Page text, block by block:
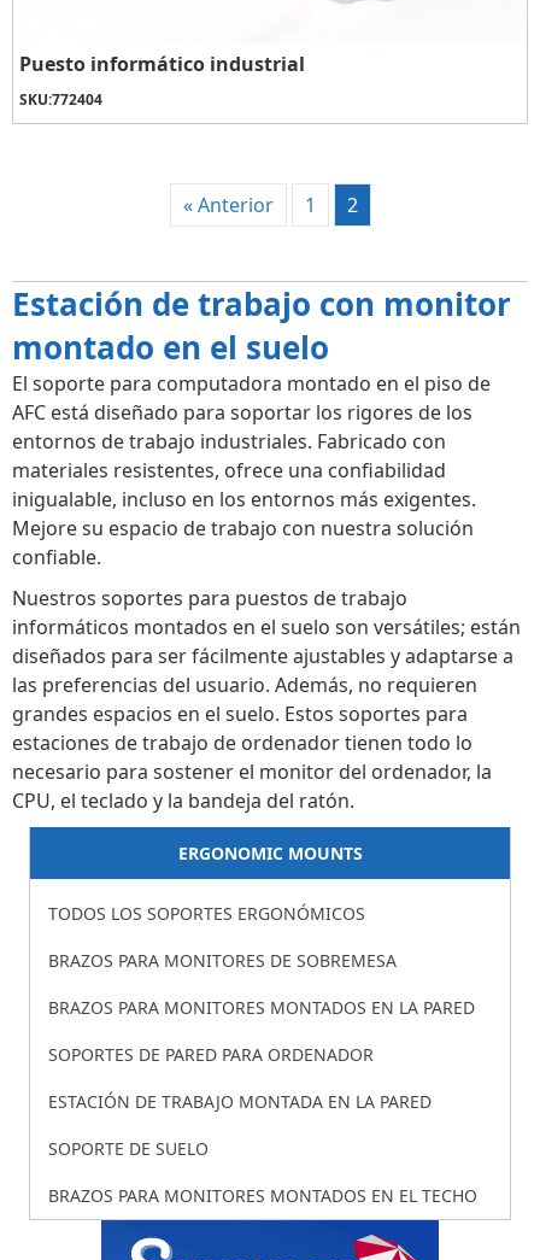
ERGONOMIC MOUNTS
TODOS LOS SOPORTES ERGONÓMICOS
BRAZOS PARA MONITORES DE SOBREMESA
BRAZOS PARA MONITORES MONTADOS EN LA PARED
SOPORTES DE PARED PARA ORDENADOR
ESTACIÓN DE TRABAJO MONTADA EN LA PARED
SOPORTE DE SUELO
BRAZOS PARA MONITORES MONTADOS EN EL TECHO
Puesto informático industrial
SKU:772404
« Anterior 1 2
Estación de trabajo con monitor
montado en el suelo
El soporte para computadora montado en el piso de
AFC está diseñado para soportar los rigores de los
entornos de trabajo industriales. Fabricado con
materiales resistentes, ofrece una confiabilidad
inigualable, incluso en los entornos más exigentes.
Mejore su espacio de trabajo con nuestra solución
confiable.
Nuestros soportes para puestos de trabajo
informáticos montados en el suelo son versátiles; están
diseñados para ser fácilmente ajustables y adaptarse a
las preferencias del usuario. Además, no requieren
grandes espacios en el suelo. Estos soportes para
estaciones de trabajo de ordenador tienen todo lo
necesario para sostener el monitor del ordenador, la
CPU, el teclado y la bandeja del ratón.